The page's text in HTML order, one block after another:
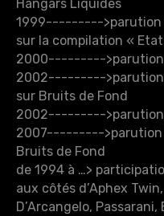
Hangars Liquides
1999--------->parution
sur la compilation «
2000--------->parution
2002--------->parution
sur Bruits de Fond
2002--------->parution
2007--------->parution
Bruits de Fond
de 1994 à …>
aux côtés d’Aphex
D’Arcangelo,